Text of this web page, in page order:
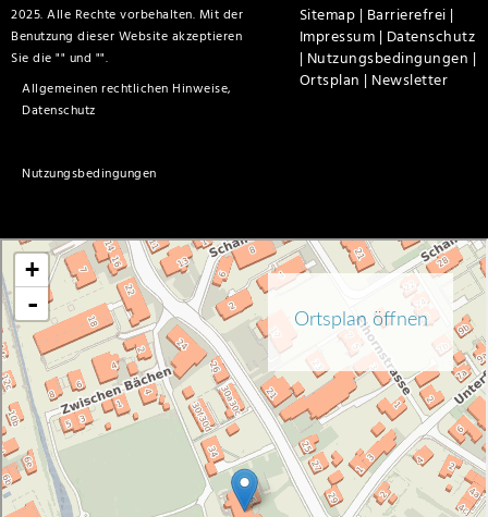
2025. Alle Rechte vorbehalten. Mit der
Benutzung dieser Website akzeptieren
Sie die "
Allgemeinen rechtlichen Hinweise,
Datenschutz
" und "
Nutzungsbedingungen
".
Sitemap | Barrierefrei |
Impressum | Datenschutz
| Nutzungsbedingungen |
Ortsplan | Newsletter